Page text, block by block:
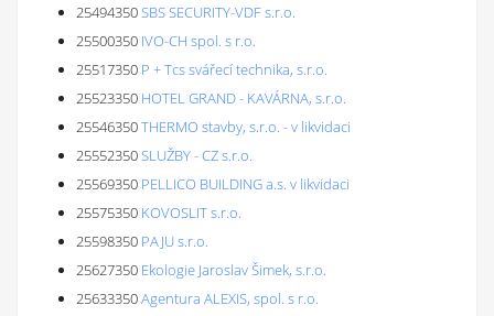
25494350SBS SECURITY-VDF s.r.o.
25500350 IVO-CH spol. s r.o.
25517350 P + Tcs svářecí technika, s.r.o.
25523350 HOTEL GRAND - KAVÁRNA, s.r.o.
25546350THERMO stavby, s.r.o. - v likvidaci
25552350SLUŽBY - CZ s.r.o.
25569350 PELLICO BUILDING a.s. v likvidaci
25575350 KOVOSLIT s.r.o.
25598350 PAJU s.r.o.
25627350 Ekologie Jaroslav Šimek, s.r.o.
25633350Agentura ALEXIS, spol. s r.o.